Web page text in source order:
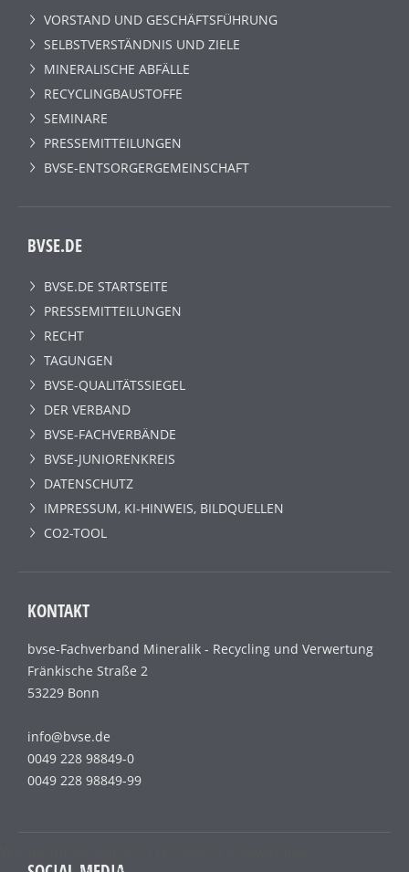
VORSTAND UND GESCHÄFTSFÜHRUNG
SELBSTVERSTÄNDNIS UND ZIELE
MINERALISCHE ABFÄLLE
RECYCLINGBAUSTOFFE
SEMINARE
PRESSEMITTEILUNGEN
BVSE-ENTSORGERGEMEINSCHAFT
BVSE.DE
BVSE.DE STARTSEITE
PRESSEMITTEILUNGEN
RECHT
TAGUNGEN
BVSE-QUALITÄTSSIEGEL
DER VERBAND
BVSE-FACHVERBÄNDE
BVSE-JUNIORENKREIS
DATENSCHUTZ
IMPRESSUM, KI-HINWEIS, BILDQUELLEN
CO2-TOOL
KONTAKT
bvse-Fachverband Mineralik - Recycling und Verwertung
Fränkische Straße 2
53229 Bonn
info@bvse.de
0049 228 98849-0
0049 228 98849-99